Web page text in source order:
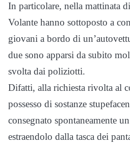
In particolare, nella mattinata
Volante hanno sottoposto a
giovani a bordo di
due sono apparsi da subito
svolta dai poliziotti.
Difatti, alla richiesta rivolta al
possesso di sostanze
consegnato spontaneamente
estraendolo dalla tasca dei